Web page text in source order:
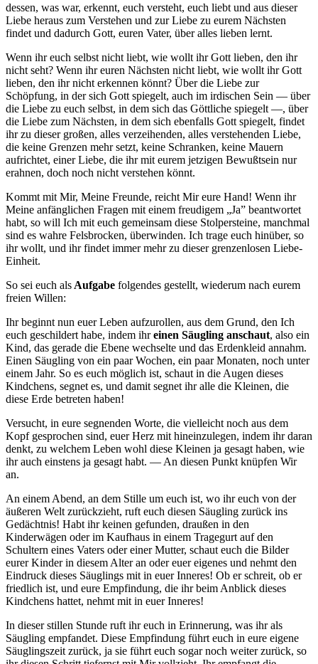
dessen, was war, erkennt, euch versteht, euch liebt und aus dieser
Liebe heraus zum Verstehen und zur Liebe zu eurem Nächsten
findet und dadurch Gott, euren Vater, über alles lieben lernt.
Wenn ihr euch selbst nicht liebt, wie wollt ihr Gott lieben, den ihr
nicht seht? Wenn ihr euren Nächsten nicht liebt, wie wollt ihr Gott
lieben, den ihr nicht erkennen könnt? Über die Liebe zur
Schöpfung, in der sich Gott spiegelt, auch im irdischen Sein — über
die Liebe zu euch selbst, in dem sich das Göttliche spiegelt —, über
die Liebe zum Nächsten, in dem sich ebenfalls Gott spiegelt, findet
ihr zu dieser großen, alles verzeihenden, alles verstehenden Liebe,
die keine Grenzen mehr setzt, keine Schranken, keine Mauern
aufrichtet, einer Liebe, die ihr mit eurem jetzigen Bewußtsein nur
erahnen, doch noch nicht verstehen könnt.
Kommt mit Mir, Meine Freunde, reicht Mir eure Hand! Wenn ihr
Meine anfänglichen Fragen mit einem freudigem „Ja” beantwortet
habt, so will Ich mit euch gemeinsam diese Stolpersteine, manchmal
sind es wahre Felsbrocken, überwinden. Ich trage euch hinüber, so
ihr wollt, und ihr findet immer mehr zu dieser grenzenlosen Liebe-
Einheit.
So sei euch als Aufgabe folgendes gestellt, wiederum nach eurem
freien Willen:
Ihr beginnt nun euer Leben aufzurollen, aus dem Grund, den Ich
euch geschildert habe, indem ihreinen Säugling anschaut, also ein
Kind, das gerade die Ebene wechselte und das Erdenkleid annahm.
Einen Säugling von ein paar Wochen, ein paar Monaten, noch unter
einem Jahr. So es euch möglich ist, schaut in die Augen dieses
Kindchens, segnet es, und damit segnet ihr alle die Kleinen, die
diese Erde betreten haben!
Versucht, in eure segnenden Worte, die vielleicht noch aus dem
Kopf gesprochen sind, euer Herz mit hineinzulegen, indem ihr daran
denkt, zu welchem Leben wohl diese Kleinen ja gesagt haben, wie
ihr auch einstens ja gesagt habt. — An diesen Punkt knüpfen Wir
an.
An einem Abend, an dem Stille um euch ist, wo ihr euch von der
äußeren Welt zurückzieht, ruft euch diesen Säugling zurück ins
Gedächtnis! Habt ihr keinen gefunden, draußen in den
Kinderwägen oder im Kaufhaus in einem Tragegurt auf den
Schultern eines Vaters oder einer Mutter, schaut euch die Bilder
eurer Kinder in diesem Alter an oder euer eigenes und nehmt den
Eindruck dieses Säuglings mit in euer Inneres! Ob er schreit, ob er
friedlich ist, und eure Empfindung, die ihr beim Anblick dieses
Kindchens hattet, nehmt mit in euer Inneres!
In dieser stillen Stunde ruft ihr euch in Erinnerung, was ihr als
Säugling empfandet. Diese Empfindung führt euch in eure eigene
Säuglingszeit zurück, ja sie führt euch sogar noch weiter zurück, so